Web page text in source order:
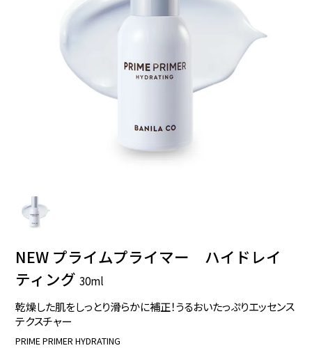
NEW プライムプライマー ハイドレイ
ティング30ml
乾燥した肌をしっとり滑らかに補正！うるおいたっぷりエッセンス
テクスチャー
PRIME PRIMER HYDRATING
✧